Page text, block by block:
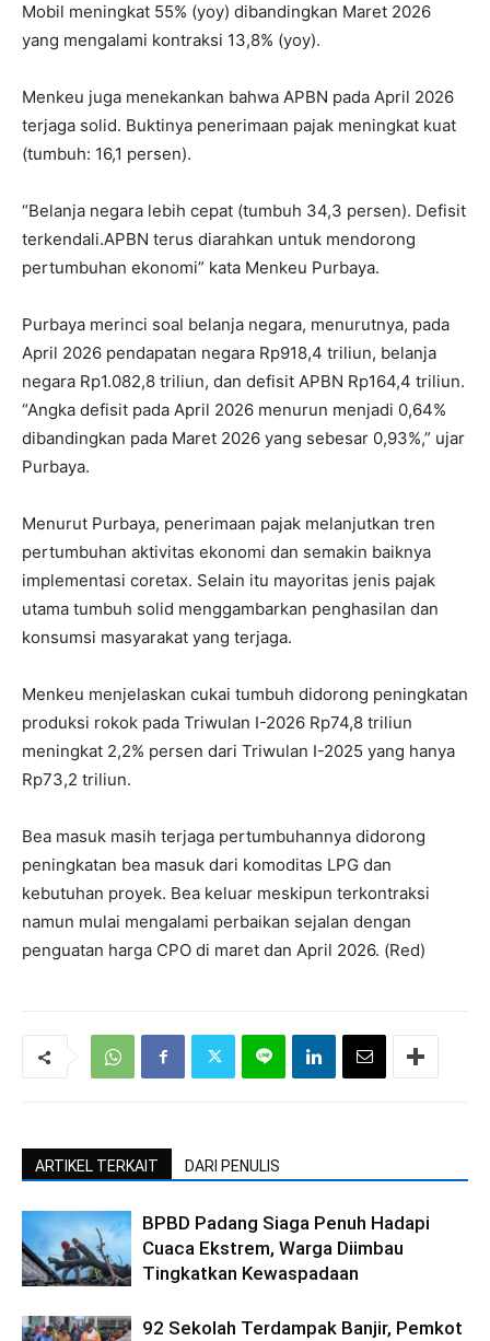
Mobil meningkat 55% (yoy) dibandingkan Maret 2026
yang mengalami kontraksi 13,8% (yoy).
Menkeu juga menekankan bahwa APBN pada April 2026
terjaga solid. Buktinya penerimaan pajak meningkat kuat
(tumbuh: 16,1 persen).
“Belanja negara lebih cepat (tumbuh 34,3 persen). Defisit
terkendali.APBN terus diarahkan untuk mendorong
pertumbuhan ekonomi” kata Menkeu Purbaya.
Purbaya merinci soal belanja negara, menurutnya, pada
April 2026 pendapatan negara Rp918,4 triliun, belanja
negara Rp1.082,8 triliun, dan defisit APBN Rp164,4 triliun.
“Angka defisit pada April 2026 menurun menjadi 0,64%
dibandingkan pada Maret 2026 yang sebesar 0,93%,” ujar
Purbaya.
Menurut Purbaya, penerimaan pajak melanjutkan tren
pertumbuhan aktivitas ekonomi dan semakin baiknya
implementasi coretax. Selain itu mayoritas jenis pajak
utama tumbuh solid menggambarkan penghasilan dan
konsumsi masyarakat yang terjaga.
Menkeu menjelaskan cukai tumbuh didorong peningkatan
produksi rokok pada Triwulan I-2026 Rp74,8 triliun
meningkat 2,2% persen dari Triwulan I-2025 yang hanya
Rp73,2 triliun.
Bea masuk masih terjaga pertumbuhannya didorong
peningkatan bea masuk dari komoditas LPG dan
kebutuhan proyek. Bea keluar meskipun terkontraksi
namun mulai mengalami perbaikan sejalan dengan
penguatan harga CPO di maret dan April 2026. (Red)
ARTIKEL TERKAIT DARI PENULIS
BPBD Padang Siaga Penuh Hadapi
Cuaca Ekstrem, Warga Diimbau
Tingkatkan Kewaspadaan
92 Sekolah Terdampak Banjir, Pemkot